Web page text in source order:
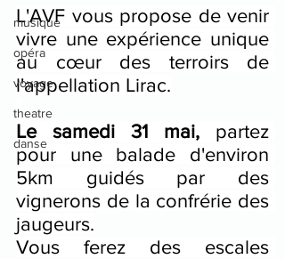
musique
opéra
voyage
theatre
danse
L'AVF vous propose de venir
vivre une expérience unique
au cœur des terroirs de
l'appellation Lirac.
Le samedi 31 mai, partez
pour une balade d'environ
5km guidés par des
vignerons de la confrérie des
jaugeurs.
Vous ferez des escales